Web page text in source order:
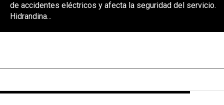
de accidentes eléctricos y afecta la seguridad del servicio.
Hidrandina...